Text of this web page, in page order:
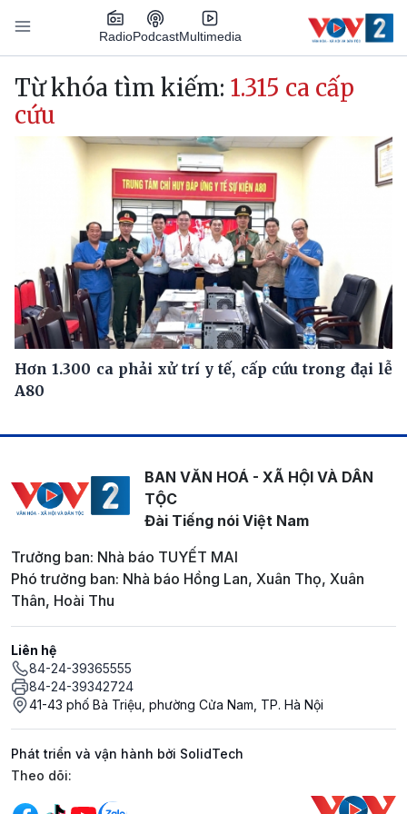
Nhảy đến nội dung
RadioPodcastMultimedia
Main navigation
Từ khóa tìm kiếm: 1.315 ca cấp
cứu
Hơn 1.300 ca phải xử trí y tế, cấp cứu trong đại lễ
A80
BAN VĂN HOÁ - XÃ HỘI VÀ DÂN
TỘC
Đài Tiếng nói Việt Nam
Trưởng ban: Nhà báo TUYẾT MAI
Phó trưởng ban: Nhà báo Hồng Lan, Xuân Thọ, Xuân
Thân, Hoài Thu
Liên hệ
84-24-39365555
84-24-39342724
41-43 phố Bà Triệu, phường Cửa Nam, TP. Hà Nội
Phát triển và vận hành bởi SolidTech
Mạng xã hội
Theo dõi: